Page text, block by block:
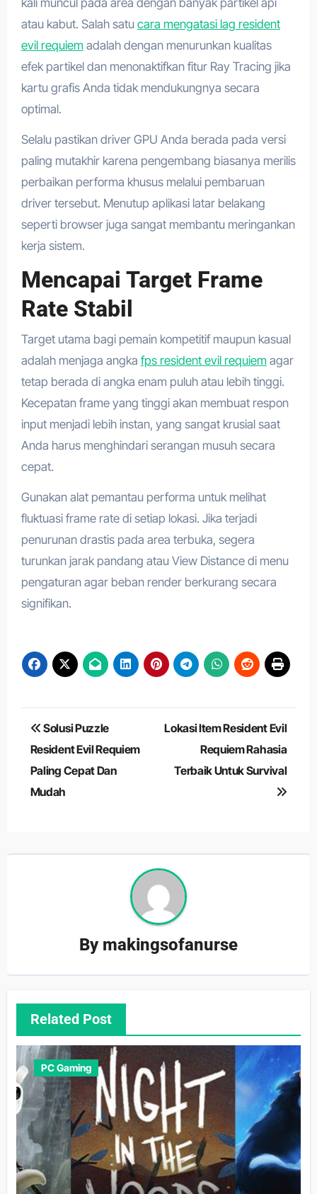
kali muncul pada area dengan banyak partikel api
atau kabut. Salah satu cara mengatasi lag resident
evil requiem adalah dengan menurunkan kualitas
efek partikel dan menonaktifkan fitur Ray Tracing jika
kartu grafis Anda tidak mendukungnya secara
optimal.
Selalu pastikan driver GPU Anda berada pada versi
paling mutakhir karena pengembang biasanya merilis
perbaikan performa khusus melalui pembaruan
driver tersebut. Menutup aplikasi latar belakang
seperti browser juga sangat membantu meringankan
kerja sistem.
Mencapai Target Frame
Rate Stabil
Target utama bagi pemain kompetitif maupun kasual
adalah menjaga angka fps resident evil requiem agar
tetap berada di angka enam puluh atau lebih tinggi.
Kecepatan frame yang tinggi akan membuat respon
input menjadi lebih instan, yang sangat krusial saat
Anda harus menghindari serangan musuh secara
cepat.
Gunakan alat pemantau performa untuk melihat
fluktuasi frame rate di setiap lokasi. Jika terjadi
penurunan drastis pada area terbuka, segera
turunkan jarak pandang atau View Distance di menu
pengaturan agar beban render berkurang secara
signifikan.
Navigasi
pos
Solusi Puzzle
Resident Evil Requiem
Paling Cepat Dan
Mudah
Lokasi Item Resident Evil
Requiem Rahasia
Terbaik Untuk Survival
By makingsofanurse
Related Post
PC Gaming